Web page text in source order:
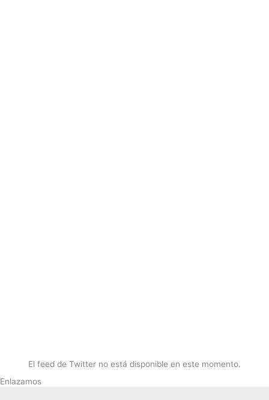
El feed de Twitter no está disponible en este momento.
Enlazamos